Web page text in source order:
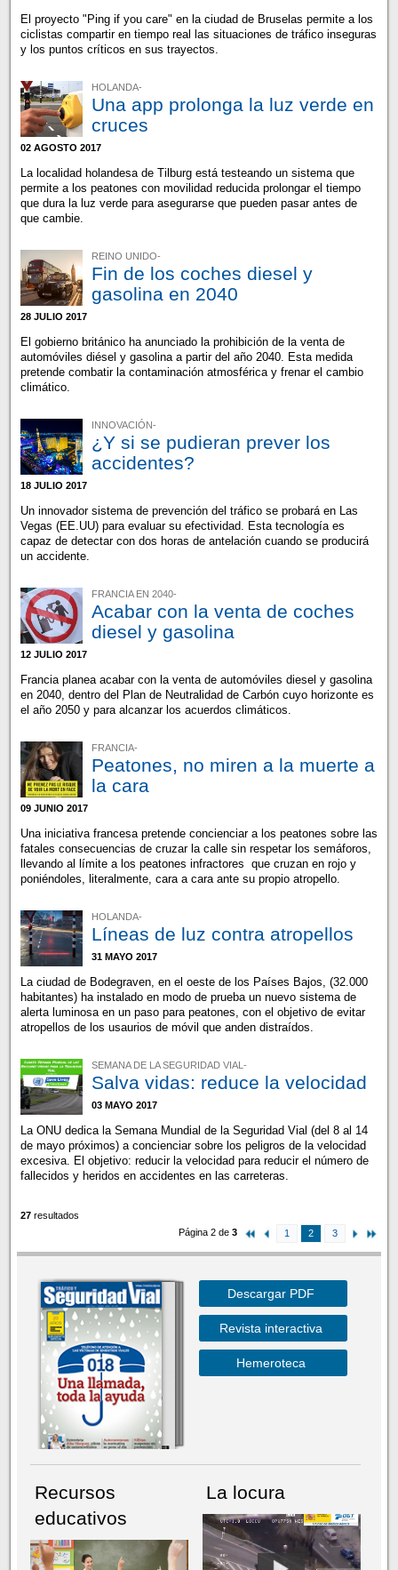
El proyecto "Ping if you care" en la ciudad de Bruselas permite a los
ciclistas compartir en tiempo real las situaciones de tráfico inseguras
y los puntos críticos en sus trayectos.
HOLANDA-
Una app prolonga la luz verde en
cruces
02 AGOSTO 2017
La localidad holandesa de Tilburg está testeando un sistema que
permite a los peatones con movilidad reducida prolongar el tiempo
que dura la luz verde para asegurarse que pueden pasar antes de
que cambie.
REINO UNIDO-
Fin de los coches diesel y
gasolina en 2040
28 JULIO 2017
El gobierno británico ha anunciado la prohibición de la venta de
automóviles diésel y gasolina a partir del año 2040. Esta medida
pretende combatir la contaminación atmosférica y frenar el cambio
climático.
INNOVACIÓN-
¿Y si se pudieran prever los
accidentes?
18 JULIO 2017
Un innovador sistema de prevención del tráfico se probará en Las
Vegas (EE.UU) para evaluar su efectividad. Esta tecnología es
capaz de detectar con dos horas de antelación cuando se producirá
un accidente.
FRANCIA EN 2040-
Acabar con la venta de coches
diesel y gasolina
12 JULIO 2017
Francia planea acabar con la venta de automóviles diesel y gasolina
en 2040, dentro del Plan de Neutralidad de Carbón cuyo horizonte es
el año 2050 y para alcanzar los acuerdos climáticos.
FRANCIA-
Peatones, no miren a la muerte a
la cara
09 JUNIO 2017
Una iniciativa francesa pretende concienciar a los peatones sobre las
fatales consecuencias de cruzar la calle sin respetar los semáforos,
llevando al límite a los peatones infractores que cruzan en rojo y
poniéndoles, literalmente, cara a cara ante su propio atropello.
HOLANDA-
Líneas de luz contra atropellos
31 MAYO 2017
La ciudad de Bodegraven, en el oeste de los Países Bajos, (32.000
habitantes) ha instalado en modo de prueba un nuevo sistema de
alerta luminosa en un paso para peatones, con el objetivo de evitar
atropellos de los usaurios de móvil que anden distraídos.
SEMANA DE LA SEGURIDAD VIAL-
Salva vidas: reduce la velocidad
03 MAYO 2017
La ONU dedica la Semana Mundial de la Seguridad Vial (del 8 al 14
de mayo próximos) a concienciar sobre los peligros de la velocidad
excesiva. El objetivo: reducir la velocidad para reducir el número de
fallecidos y heridos en accidentes en las carreteras.
27resultados
Página 2 de3 1 2 3
Descargar PDF
Revista interactiva
Hemeroteca
Recursos
educativos
La locura